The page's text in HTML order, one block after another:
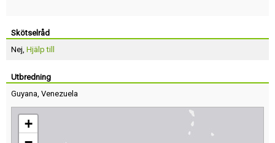
Skötselråd
Nej, Hjälp till
Utbredning
Guyana, Venezuela
+